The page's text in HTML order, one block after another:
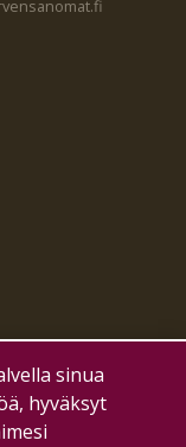
sinua
hyväksyt